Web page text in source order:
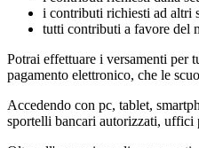
i contributi richiesti ad altri
tutti contributi a favore del
Potrai effettuare i versamenti per
pagamento elettronico, che le
Accedendo con pc, tablet,
sportelli bancari autorizzati, uffici